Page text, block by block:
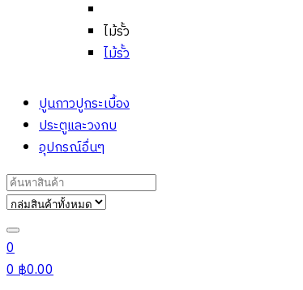
ไม้รั้ว
ไม้รั้ว
ปูนกาวปูกระเบื้อง
ประตูและวงกบ
อุปกรณ์อื่นๆ
Search
for:
0
0฿0.00